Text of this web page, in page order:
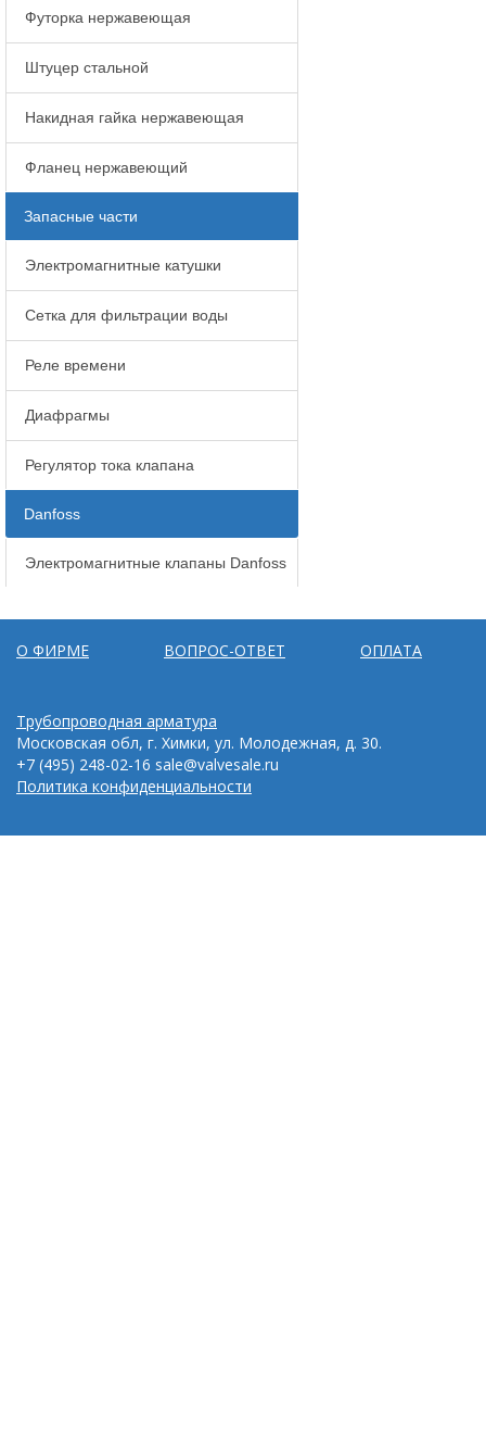
Футорка нержавеющая
Штуцер стальной
Накидная гайка нержавеющая
Фланец нержавеющий
Запасные части
Электромагнитные катушки
Сетка для фильтрации воды
Реле времени
Диафрагмы
Регулятор тока клапана
Danfoss
Электромагнитные клапаны Danfoss
О ФИРМЕ ВОПРОС-ОТВЕТ ОПЛАТА
Трубопроводная арматура
Московская обл, г. Химки, ул. Молодежная, д. 30.
+7 (495) 248-02-16 sale@valvesale.ru
Политика конфиденциальности